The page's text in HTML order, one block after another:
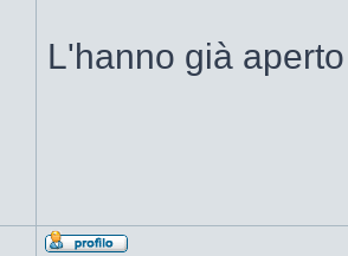
L'hanno già